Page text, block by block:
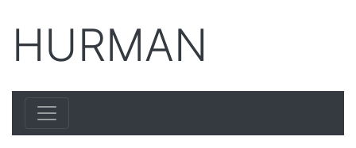
HURMAN